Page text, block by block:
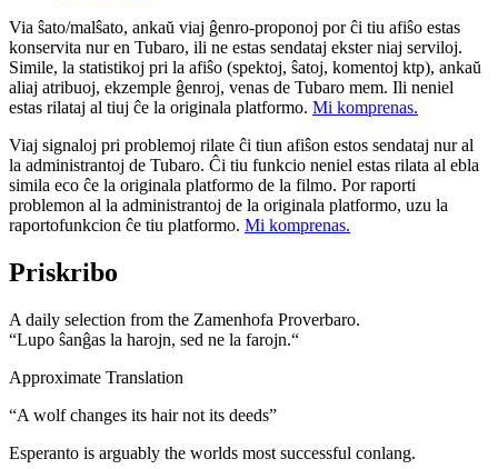
Via ŝato/malŝato, ankaŭ viaj ĝenro-proponoj por ĉi tiu afiŝo estas
konservita nur en Tubaro, ili ne estas sendataj ekster niaj serviloj.
Simile, la statistikoj pri la afiŝo (spektoj, ŝatoj, komentoj ktp), ankaŭ
aliaj atribuoj, ekzemple ĝenroj, venas de Tubaro mem. Ili neniel
estas rilataj al tiuj ĉe la originala platformo. Mi komprenas.
Viaj signaloj pri problemoj rilate ĉi tiun afiŝon estos sendataj nur al
la administrantoj de Tubaro. Ĉi tiu funkcio neniel estas rilata al ebla
simila eco ĉe la originala platformo de la filmo. Por raporti
problemon al la administrantoj de la originala platformo, uzu la
raportofunkcion ĉe tiu platformo. Mi komprenas.
Priskribo
A daily selection from the Zamenhofa Proverbaro.
“Lupo ŝanĝas la harojn, sed ne la farojn.“
Approximate Translation
“A wolf changes its hair not its deeds”
Esperanto is arguably the worlds most successful conlang.